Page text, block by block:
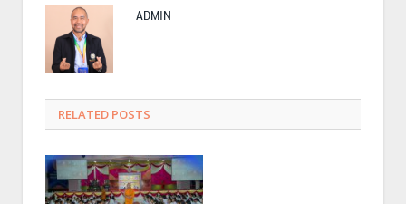
ADMIN
RELATED POSTS